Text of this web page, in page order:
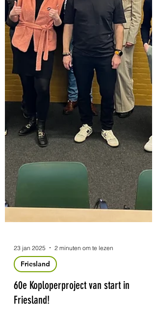
Friesland
Autodrop
Friese Koplopers gingen op bedrijfsbezoek
bij Concorp in Jirnsum